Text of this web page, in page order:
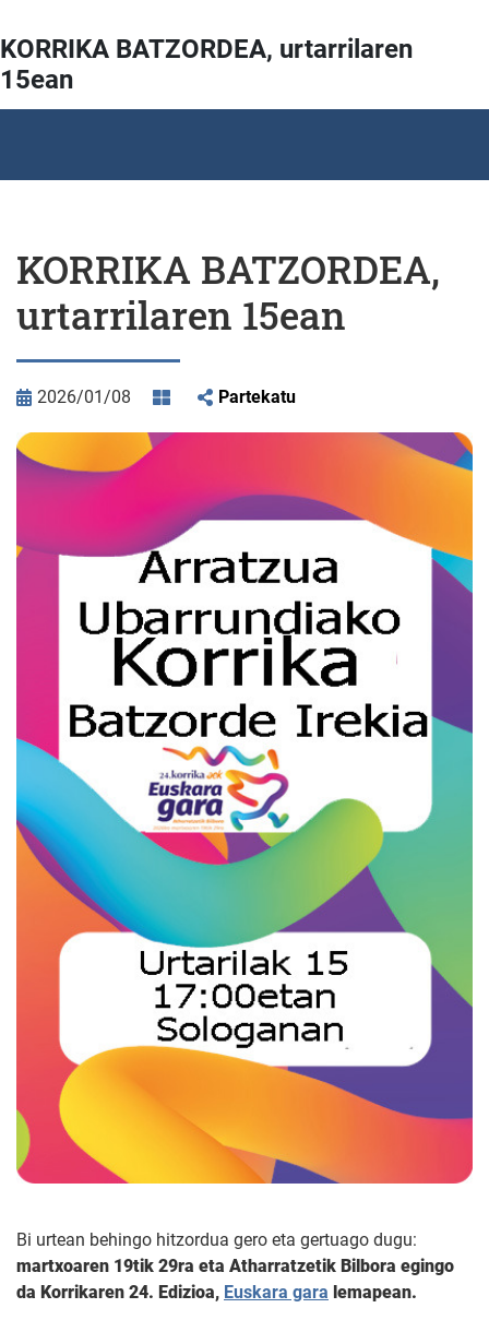
KORRIKA BATZORDEA, urtarrilaren
15ean
KORRIKA BATZORDEA,
urtarrilaren 15ean
2026/01/08 Partekatu
Bi urtean behingo hitzordua gero eta gertuago dugu:
martxoaren 19tik 29ra eta Atharratzetik Bilbora egingo
da Korrikaren 24. Edizioa, Euskara gara lemapean.